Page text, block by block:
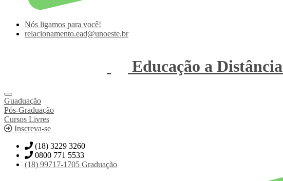
Nós ligamos para você!
relacionamento.ead@unoeste.br
Educação a Distância
Guaduação
Pós-Graduação
Cursos Livres
Inscreva-se
(18) 3229 3260
0800 771 5533
(18) 99717-1705 Graduação